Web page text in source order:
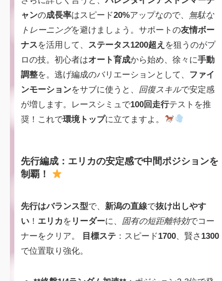
ャンの成長率はスピード20%アップなので、 無駄な
トレーニングを避けましょう。サポートの友情ボー
ナスを活用して、 ステータス1200超え を狙うのがプ
ロの技。初心者はオート育成から始め、徐々に手動
調整を。逃げ編成のバリエーションとして、 ファイ
ンモーションをサブに使うと、 回復スキルで安定感
が増します。レースシミュで100回走行テストを推
奨！これで環境トップに立てますよ。
先行編成：エリカの安定感で中間ポジションを
制覇！
先行はバランス型で、新潟の直線で抜け出しやす
い ！ エリカ を リーダーに、 固有の短距離特効でコー
ナーをクリア。
目標ステ ：スピード1700、賢さ 1300
で位置取り強化。